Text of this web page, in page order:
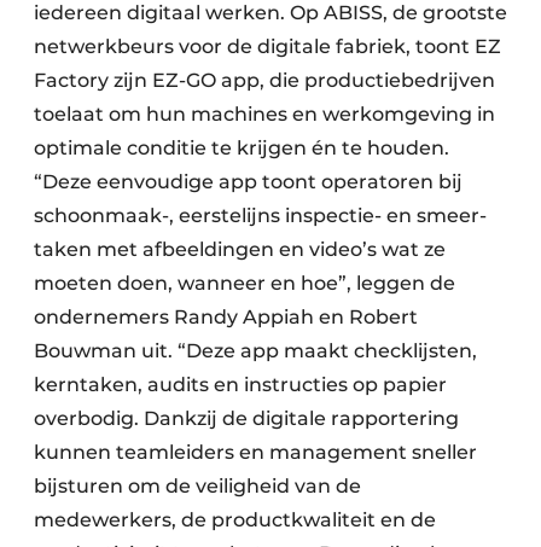
iedereen digitaal werken. Op ABISS, de grootste
netwerkbeurs voor de digitale fabriek, toont EZ
Factory zijn EZ-GO app, die productiebedrijven
toelaat om hun machines en werkomgeving in
optimale conditie te krijgen én te houden.
“Deze eenvoudige app toont operatoren bij
schoonmaak-, eerstelijns inspectie- en smeer­
taken met afbeeldingen en video’s wat ze
moeten doen, wanneer en hoe”, leggen de
ondernemers Randy Appiah en Robert
Bouwman uit. “Deze app maakt checklijsten,
kerntaken, audits en instructies op papier
overbodig. Dankzij de digitale rapportering
kunnen teamleiders en management sneller
bijsturen om de veiligheid van de
medewerkers, de productkwaliteit en de